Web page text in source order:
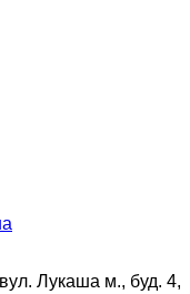
Лукаша м., буд. 4,